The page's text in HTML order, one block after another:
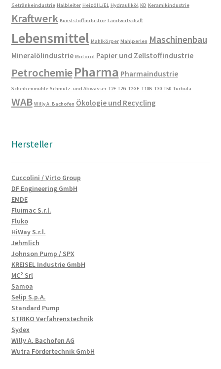
Getränkeindustrie Halbleiter Heizöl L/EL Hydrauliköl KD Keramikindustrie
Kraftwerk Kunststoffindustrie Landwirtschaft
Lebensmittel Mahlkörper Mahlperlen Maschinenbau
Mineralölindustrie Motoröl Papier und Zellstoffindustrie
PetrochemiePharma Pharmaindustrie
Scheibenmühle Schmutz- und Abwasser T2F T2G T2GE T10B T30 T50 Turbula
WAB Willy A. Bachofen Ökologie und Recycling
Hersteller
Cuccolini / Virto Group
DF Engineering GmbH
EMDE
Fluimac S.r.l.
Fluko
HiWay S.r.l.
Jehmlich
Johnson Pump / SPX
KREISEL Industrie GmbH
MC² Srl
Samoa
Selip S.p.A.
Standard Pump
STRIKO Verfahrenstechnik
Sydex
Willy A. Bachofen AG
Wutra Fördertechnik GmbH